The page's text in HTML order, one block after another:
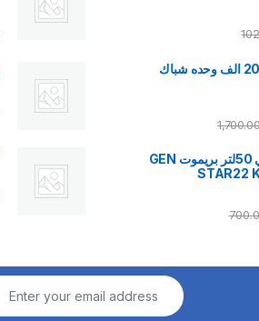
مكيف وستنج هاوس 20 الف وحده شباك
مكيف صحراوي هندي 50لتر بريموت GEN
STAR22